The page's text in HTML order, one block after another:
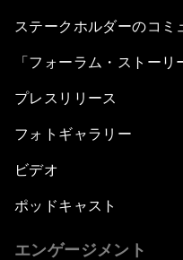
ステークホルダーのコミ
「フォーラム・ストーリ
プレスリリース
フォトギャラリー
ビデオ
ポッドキャスト
エンゲージメント